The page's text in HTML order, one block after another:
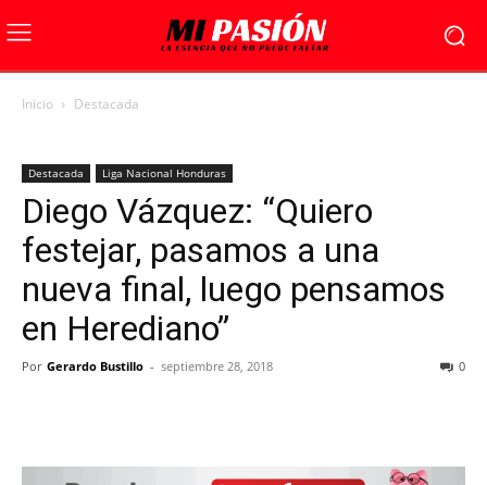
Inicio Destacada
Destacada Liga Nacional Honduras
Diego Vázquez: “Quiero
festejar, pasamos a una
nueva final, luego pensamos
en Herediano”
Por Gerardo Bustillo - septiembre 28, 2018 0